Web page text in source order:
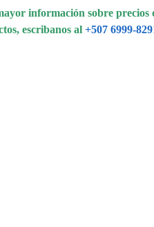
información sobre precios
escribanos al +507 6999-